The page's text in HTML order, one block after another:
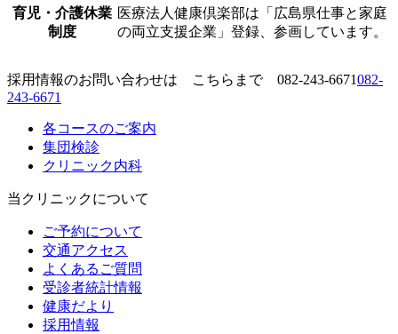
育児・介護休業
制度
医療法人健康倶楽部は「広島県仕事と家庭
の両立支援企業」登録、参画しています。
採用情報のお問い合わせは こちらまで 082-243-6671082-
243-6671
各コースのご案内
集団検診
クリニック内科
当クリニックについて
ご予約について
交通アクセス
よくあるご質問
受診者統計情報
健康だより
採用情報